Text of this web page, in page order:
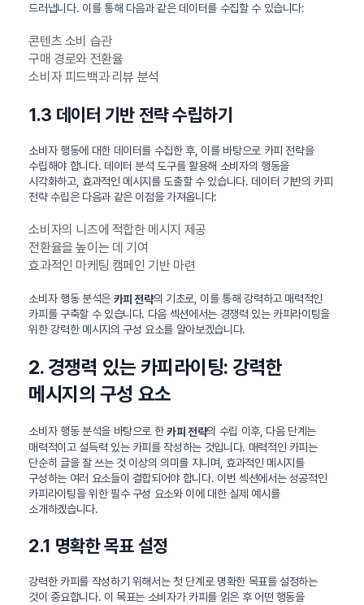
드러냅니다. 이를 통해 다음과 같은 데이터를 수집할 수 있습니다:
콘텐츠 소비 습관
구매 경로와 전환율
소비자 피드백과 리뷰 분석
1.3 데이터 기반 전략 수립하기
소비자 행동에 대한 데이터를 수집한 후, 이를 바탕으로 카피 전략을
수립해야 합니다. 데이터 분석 도구를 활용해 소비자의 행동을
시각화하고, 효과적인 메시지를 도출할 수 있습니다. 데이터 기반의 카피
전략 수립은 다음과 같은 이점을 가져옵니다:
소비자의 니즈에 적합한 메시지 제공
전환율을 높이는 데 기여
효과적인 마케팅 캠페인 기반 마련
소비자 행동 분석은 카피 전략의 기초로, 이를 통해 강력하고 매력적인
카피를 구축할 수 있습니다. 다음 섹션에서는 경쟁력 있는 카피라이팅을
위한 강력한 메시지의 구성 요소를 알아보겠습니다.
2. 경쟁력 있는 카피라이팅: 강력한
메시지의 구성 요소
소비자 행동 분석을 바탕으로 한카피 전략의 수립 이후, 다음 단계는
매력적이고 설득력 있는 카피를 작성하는 것입니다. 매력적인 카피는
단순히 글을 잘 쓰는 것 이상의 의미를 지니며, 효과적인 메시지를
구성하는 여러 요소들이 결합되어야 합니다. 이번 섹션에서는 성공적인
카피라이팅을 위한 필수 구성 요소와 이에 대한 실제 예시를
소개하겠습니다.
2.1 명확한 목표 설정
강력한 카피를 작성하기 위해서는 첫 단계로 명확한 목표를 설정하는
것이 중요합니다. 이 목표는 소비자가 카피를 읽은 후 어떤 행동을